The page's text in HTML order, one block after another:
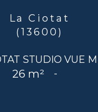
La Ciotat
(13600)
STUDIO VUE
26 m² -